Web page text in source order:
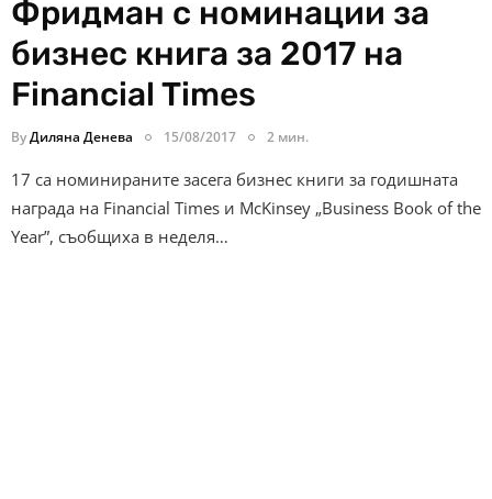
Фридман с номинации за
бизнес книга за 2017 на
Financial Times
ByДиляна Денева 15/08/2017 2 мин.
17 са номинираните засега бизнес книги за годишната
награда на Financial Times и McKinsey „Business Book of the
Year”, съобщиха в неделя…